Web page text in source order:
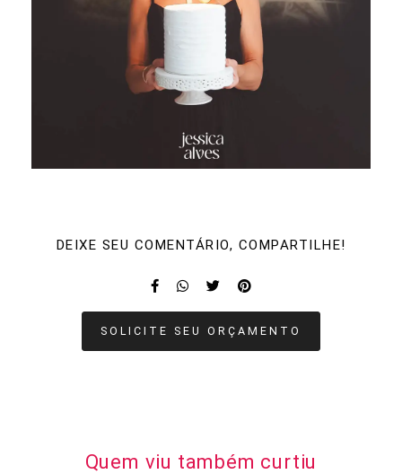
DEIXE SEU COMENTÁRIO, COMPARTILHE!
SOLICITE SEU ORÇAMENTO
Quem viu também curtiu